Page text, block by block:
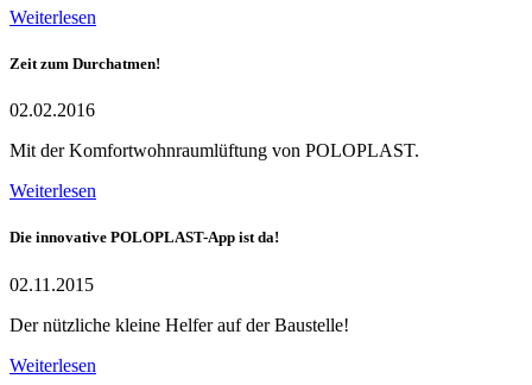
Weiterlesen
Zeit zum Durchatmen!
02.02.2016
Mit der Komfortwohnraumlüftung von POLOPLAST.
Weiterlesen
Die innovative POLOPLAST-App ist da!
02.11.2015
Der nützliche kleine Helfer auf der Baustelle!
Weiterlesen